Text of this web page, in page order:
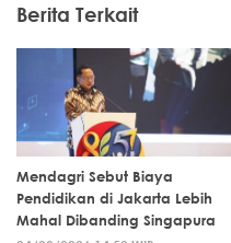
Berita Terkait
Mendagri Sebut Biaya
Pendidikan di Jakarta Lebih
Mahal Dibanding Singapura